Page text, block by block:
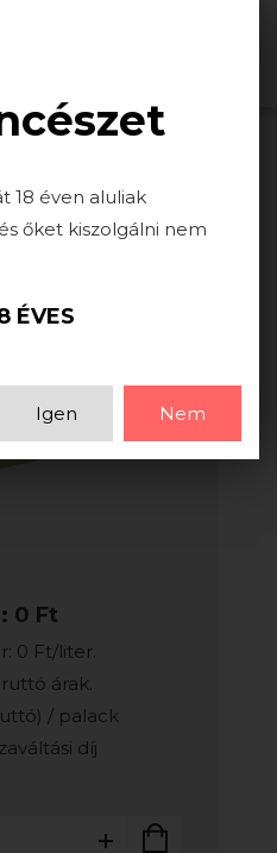
0 Ft
0 Ft/liter.
árak.
/ palack
díj
18 éven aluliak
őket kiszolgálni nem
ÉVES
Igen Nem